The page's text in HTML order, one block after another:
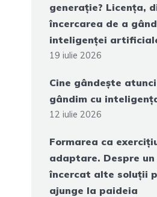
generație? Licența,
încercarea de a
inteligenței
19 iulie 2026
Cine gândește
gândim cu
12 iulie 2026
Formarea ca
adaptare. Despre un
încercat alte soluții
ajunge la paideia